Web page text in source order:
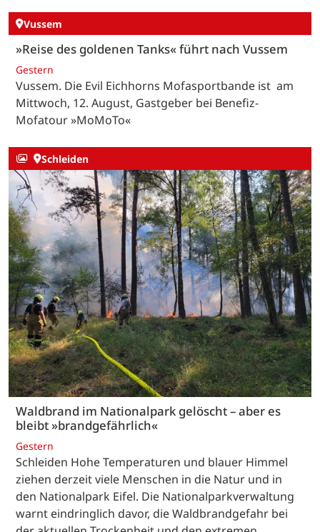
Vussem
»Reise des goldenen Tanks« führt nach Vussem
Gestern
Vussem. Die Evil Eichhorns Mofasportbande ist am
Mittwoch, 12. August, Gastgeber bei Benefiz-
Mofatour »MoMoTo«
Schleiden
Waldbrand im Nationalpark gelöscht – aber es
bleibt »brandgefährlich«
Gestern
Schleiden Hohe Temperaturen und blauer Himmel
ziehen derzeit viele Menschen in die Natur und in
den Nationalpark Eifel. Die Nationalparkverwaltung
warnt eindringlich davor, die Waldbrandgefahr bei